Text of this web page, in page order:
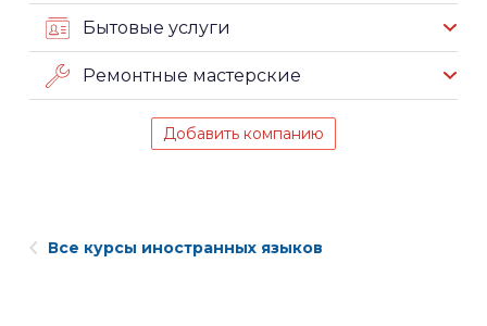
Бытовые услуги
Ремонтные мастерские
Добавить компанию
Все курсы иностранных языков